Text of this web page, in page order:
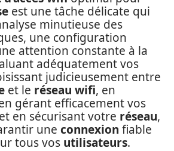
est une tâche délicate qui
minutieuse des
une configuration
attention constante à la
adéquatement vos
judicieusement entre
et le réseau wifi, en
gérant efficacement vos
et en sécurisant votre réseau,
une connexion fiable
tous vos utilisateurs.